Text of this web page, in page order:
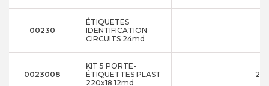
00230
ÉTIQUETES
IDENTIFICATION
CIRCUITS 24md
0023008
KIT 5 PORTE-
ÉTIQUETTES PLAST
220x18 12md